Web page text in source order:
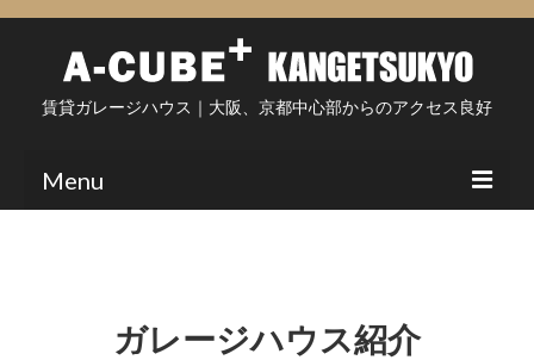
賃貸ガレージハウス｜大阪、京都中心部からのアクセス良好
Menu
ガレージハウス紹介